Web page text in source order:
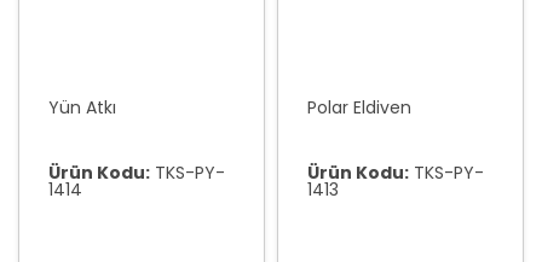
Yün Atkı
Ürün Kodu: TKS-PY-
1414
Polar Eldiven
Ürün Kodu: TKS-PY-
1413